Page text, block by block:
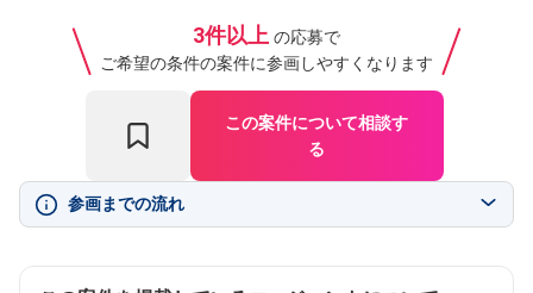
3件以上 の応募で
ご希望の条件の案件に参画しやすくなります
この案件について相談す
る
参画までの流れ